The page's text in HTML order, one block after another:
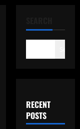
RECENT
POSTS